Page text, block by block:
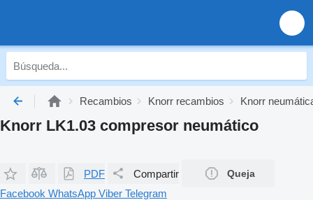
Recambios Knorr recambios Knorr
Knorr LK1.03 compresor neumático
PDF Compartir Queja
Facebook WhatsApp Viber Telegram